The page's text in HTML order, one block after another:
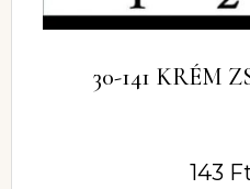
30-141 KRÉM
143